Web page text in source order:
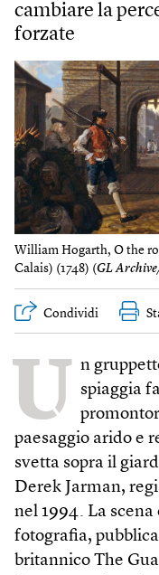
cambiare la
forzate
William Hogarth, O the
Calais) (1748) (GL
Condividi
U n
spiaggia
paesaggio arido e
svetta sopra il
Derek Jarman,
nel 1994. La
fotografia,
britannico The